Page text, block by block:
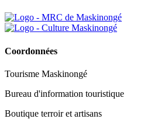
Coordonnées
Tourisme Maskinongé
Bureau d'information touristique
Boutique terroir et artisans